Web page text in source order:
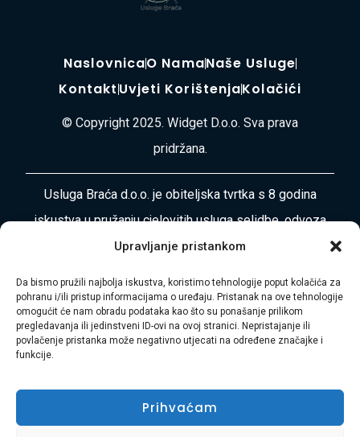
Upravljanje pristankom
Da bismo pružili najbolja iskustva, koristimo tehnologije poput kolačića za
pohranu i/ili pristup informacijama o uređaju. Pristanak na ove tehnologije
omogućit će nam obradu podataka kao što su ponašanje prilikom
pregledavanja ili jedinstveni ID-ovi na ovoj stranici. Nepristajanje ili
povlačenje pristanka može negativno utjecati na određene značajke i
funkcije.
Prihvaćam
NaslovnicaO NamaNaše Usluge
KontaktUvjeti KorištenjaKolačići
© Copyright 2025. Widget D.o.o. Sva prava
pridržana.
Usluga Braća d.o.o. je obiteljska tvrtka s 8 godina
iskustva u pružanju cjelovitih usluga selidbe, odvoza
otpada, čišćenja i uređenja okoliša diljem
vaša bezbrižnost i zadovoljstvo.
Adresa:Plase 45, 51000 RIJEKA
Hasibmurtez11@gmail.com